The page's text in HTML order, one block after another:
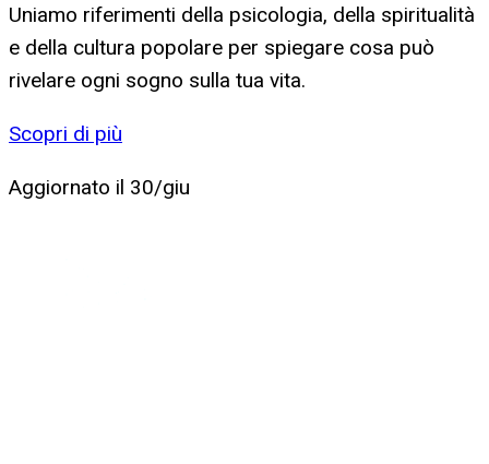
Uniamo riferimenti della psicologia, della spiritualità
e della cultura popolare per spiegare cosa può
rivelare ogni sogno sulla tua vita.
Scopri di più
Aggiornato il 30/giu